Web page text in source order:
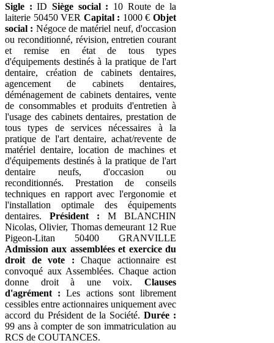
Sigle : IDSiège social : 10 Route de la
laiterie 50450 VER Capital : 1000 €Objet
social : Négoce de matériel neuf, d'occasion
ou reconditionné, révision, entretien courant
et remise en état de tous types
d'équipements destinés à la pratique de l'art
dentaire, création de cabinets dentaires,
agencement de cabinets dentaires,
déménagement de cabinets dentaires, vente
de consommables et produits d'entretien à
l'usage des cabinets dentaires, prestation de
tous types de services nécessaires à la
pratique de l'art dentaire, achat/revente de
matériel dentaire, location de machines et
d'équipements destinés à la pratique de l'art
dentaire neufs, d'occasion ou
reconditionnés. Prestation de conseils
techniques en rapport avec l'ergonomie et
l'installation optimale des équipements
dentaires. Président : M BLANCHIN
Nicolas, Olivier, Thomas demeurant 12 Rue
Pigeon-Litan 50400 GRANVILLE
Admission aux assemblées et exercice du
droit de vote : Chaque actionnaire est
convoqué aux Assemblées. Chaque action
donne droit à une voix. Clauses
d'agrément : Les actions sont librement
cessibles entre actionnaires uniquement avec
accord du Président de la Société.Durée :
99 ans à compter de son immatriculation au
RCS de COUTANCES.